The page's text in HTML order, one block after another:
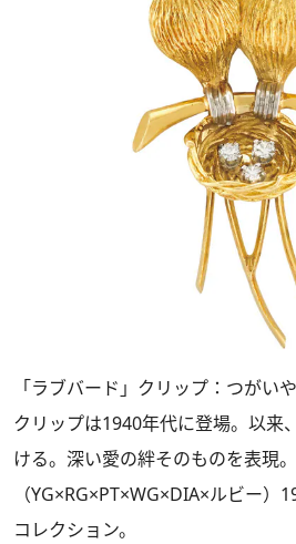
「ラブバード」クリップ：つがい
クリップは1940年代に登場。以来
ける。深い愛の絆そのものを表現。
（YG×RG×PT×WG×DIA×ルビー）
コレクション。